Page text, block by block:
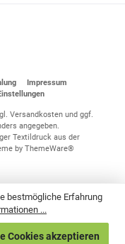
Impressum
Versandkostenund ggf.
angegeben.
Textildruck aus der
by ThemeWare®
bestmögliche Erfahrung
...
Cookies akzeptieren